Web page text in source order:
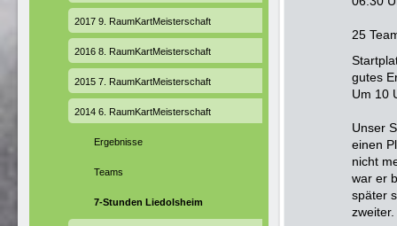
25
gutes
Um 10
Unser
einen
nicht
war er
später
zweiter.
2017 9. RaumKartMeisterschaft
2016 8. RaumKartMeisterschaft
2015 7. RaumKartMeisterschaft
2014 6. RaumKartMeisterschaft
Ergebnisse
Teams
7-Stunden Liedolsheim